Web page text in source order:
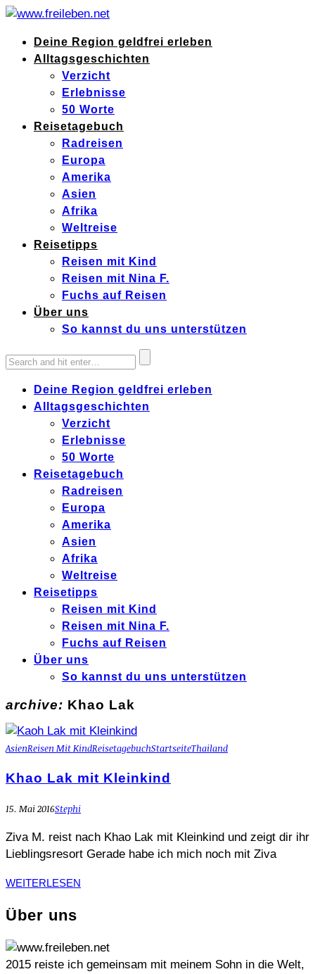
Deine Region geldfrei erleben
Alltagsgeschichten
Verzicht
Erlebnisse
50 Worte
Reisetagebuch
Radreisen
Europa
Amerika
Asien
Afrika
Weltreise
Reisetipps
Reisen mit Kind
Reisen mit Nina F.
Fuchs auf Reisen
Über uns
So kannst du uns unterstützen
Deine Region geldfrei erleben
Alltagsgeschichten
Verzicht
Erlebnisse
50 Worte
Reisetagebuch
Radreisen
Europa
Amerika
Asien
Afrika
Weltreise
Reisetipps
Reisen mit Kind
Reisen mit Nina F.
Fuchs auf Reisen
Über uns
So kannst du uns unterstützen
archive: Khao Lak
AsienReisen Mit KindReisetagebuchStartseiteThailand
Khao Lak mit Kleinkind
15. Mai 2016Stephi
Ziva M. reist nach Khao Lak mit Kleinkind und zeigt dir ihr
Lieblingsresort Gerade habe ich mich noch mit Ziva
WEITERLESEN
Über uns
2015 reiste ich gemeinsam mit meinem Sohn in die Welt,